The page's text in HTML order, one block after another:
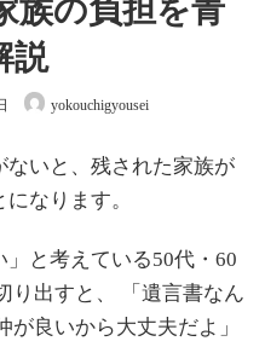
族の負担を青
説
yokouchigyousei
いと、残された家族が
なります。
」と考えている50代・60
り出すと、 「遺言書なん
良いから大丈夫だよ」